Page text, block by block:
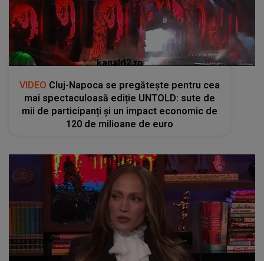
kanald2.ro
VIDEO Cluj-Napoca se pregătește pentru cea
mai spectaculoasă ediție UNTOLD: sute de
mii de participanți și un impact economic de
120 de milioane de euro